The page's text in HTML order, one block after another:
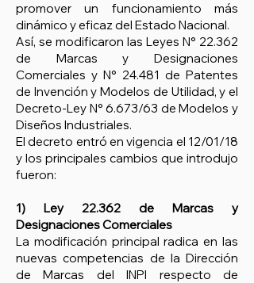
promover un funcionamiento más
dinámico y eficaz del Estado Nacional.
Así, se modificaron las Leyes N° 22.362
de Marcas y Designaciones
Comerciales y N° 24.481 de Patentes
de Invención y Modelos de Utilidad, y el
Decreto-Ley N° 6.673/63 de Modelos y
Diseños Industriales.
El decreto entró en vigencia el 12/01/18
y los principales cambios que introdujo
fueron:
1) Ley 22.362 de Marcas y
Designaciones Comerciales
La modificación principal radica en las
nuevas competencias de la Dirección
de Marcas del INPI respecto de